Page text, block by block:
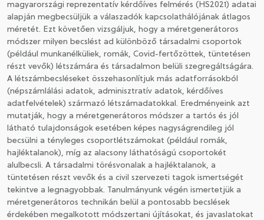
magyarországi reprezentatív kérdőíves felmérés (HS2021) adatai
alapján megbecsüljük a válaszadók kapcsolathálójának átlagos
méretét. Ezt követően vizsgáljuk, hogy a méretgenerátoros
módszer milyen becslést ad különböző társadalmi csoportok
(például munkanélküliek, romák, Covid-fertőzöttek, tüntetésen
részt vevők) létszámára és társadalmon belüli szegregáltságára.
A létszámbecsléseket összehasonlítjuk más adatforrásokból
(népszámlálási adatok, adminisztratív adatok, kérdőíves
adatfelvételek) származó létszámadatokkal. Eredményeink azt
mutatják, hogy a méretgenerátoros módszer a tartós és jól
látható tulajdonságok esetében képes nagyságrendileg jól
becsülni a tényleges csoportlétszámokat (például romák,
hajléktalanok), míg az alacsony láthatóságú csoportokét
alulbecsli. A társadalmi törésvonalak a hajléktalanok, a
tüntetésen részt vevők és a civil szervezeti tagok ismertségét
tekintve a legnagyobbak. Tanulmányunk végén ismertetjük a
méretgenerátoros technikán belül a pontosabb becslések
érdekében megalkotott módszertani újításokat, és javaslatokat